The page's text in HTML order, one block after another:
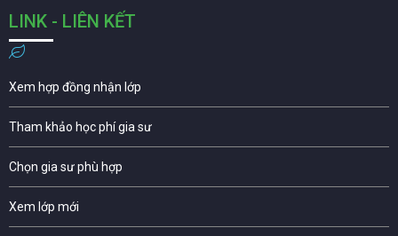
LINK - LIÊN KẾT
Xem hợp đồng nhận lớp
Tham khảo học phí gia sư
Chọn gia sư phù hợp
Xem lớp mới